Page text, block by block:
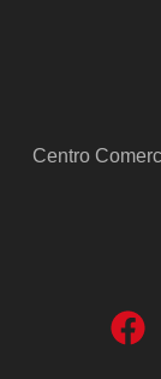
Centro